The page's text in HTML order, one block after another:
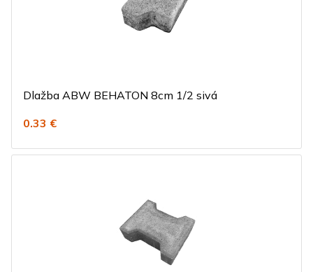
Dlažba ABW BEHATON 8cm 1/2 sivá
0.33 €